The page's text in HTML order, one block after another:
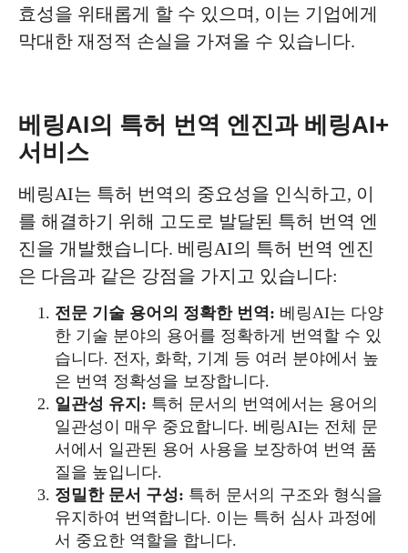
효성을 위태롭게 할 수 있으며, 이는 기업에게
막대한 재정적 손실을 가져올 수 있습니다.
베링AI의 특허 번역 엔진과 베링AI+
서비스
베링AI는 특허 번역의 중요성을 인식하고, 이
를 해결하기 위해 고도로 발달된 특허 번역 엔
진을 개발했습니다. 베링AI의 특허 번역 엔진
은 다음과 같은 강점을 가지고 있습니다:
전문 기술 용어의 정확한 번역: 베링AI는 다양
한 기술 분야의 용어를 정확하게 번역할 수 있
습니다. 전자, 화학, 기계 등 여러 분야에서 높
은 번역 정확성을 보장합니다.
일관성 유지: 특허 문서의 번역에서는 용어의
일관성이 매우 중요합니다. 베링AI는 전체 문
서에서 일관된 용어 사용을 보장하여 번역 품
질을 높입니다.
정밀한 문서 구성: 특허 문서의 구조와 형식을
유지하여 번역합니다. 이는 특허 심사 과정에
서 중요한 역할을 합니다.